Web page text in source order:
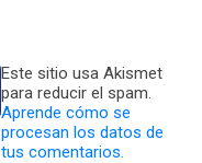
Este sitio usa Akismet
para reducir el spam.
Aprende cómo se
procesan los datos de
tus comentarios.